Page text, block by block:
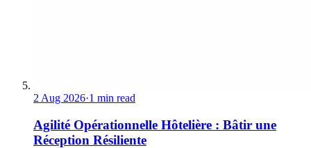
2 Aug 2026·1 min read
Agilité Opérationnelle Hôtelière : Bâtir une
Réception Résiliente